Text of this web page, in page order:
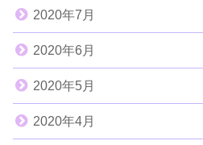
2020年7月
2020年6月
2020年5月
2020年4月